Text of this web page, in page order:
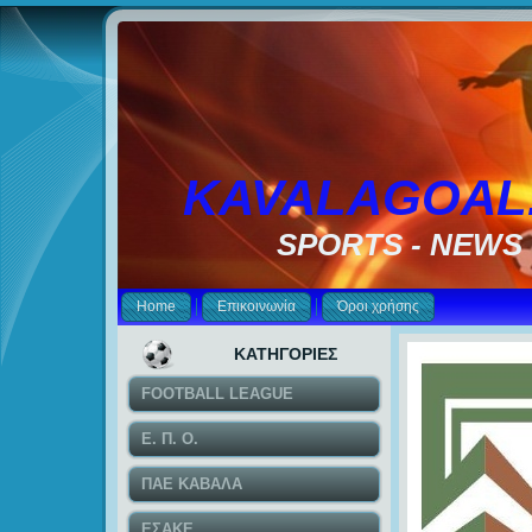
SPORTS - NEWS
Home Επικοινωνία Όροι χρήσης
ΚΑΤΗΓΟΡΙΕΣ
FOOTBALL LEAGUE
Ε. Π. Ο.
ΠΑΕ ΚΑΒΑΛΑ